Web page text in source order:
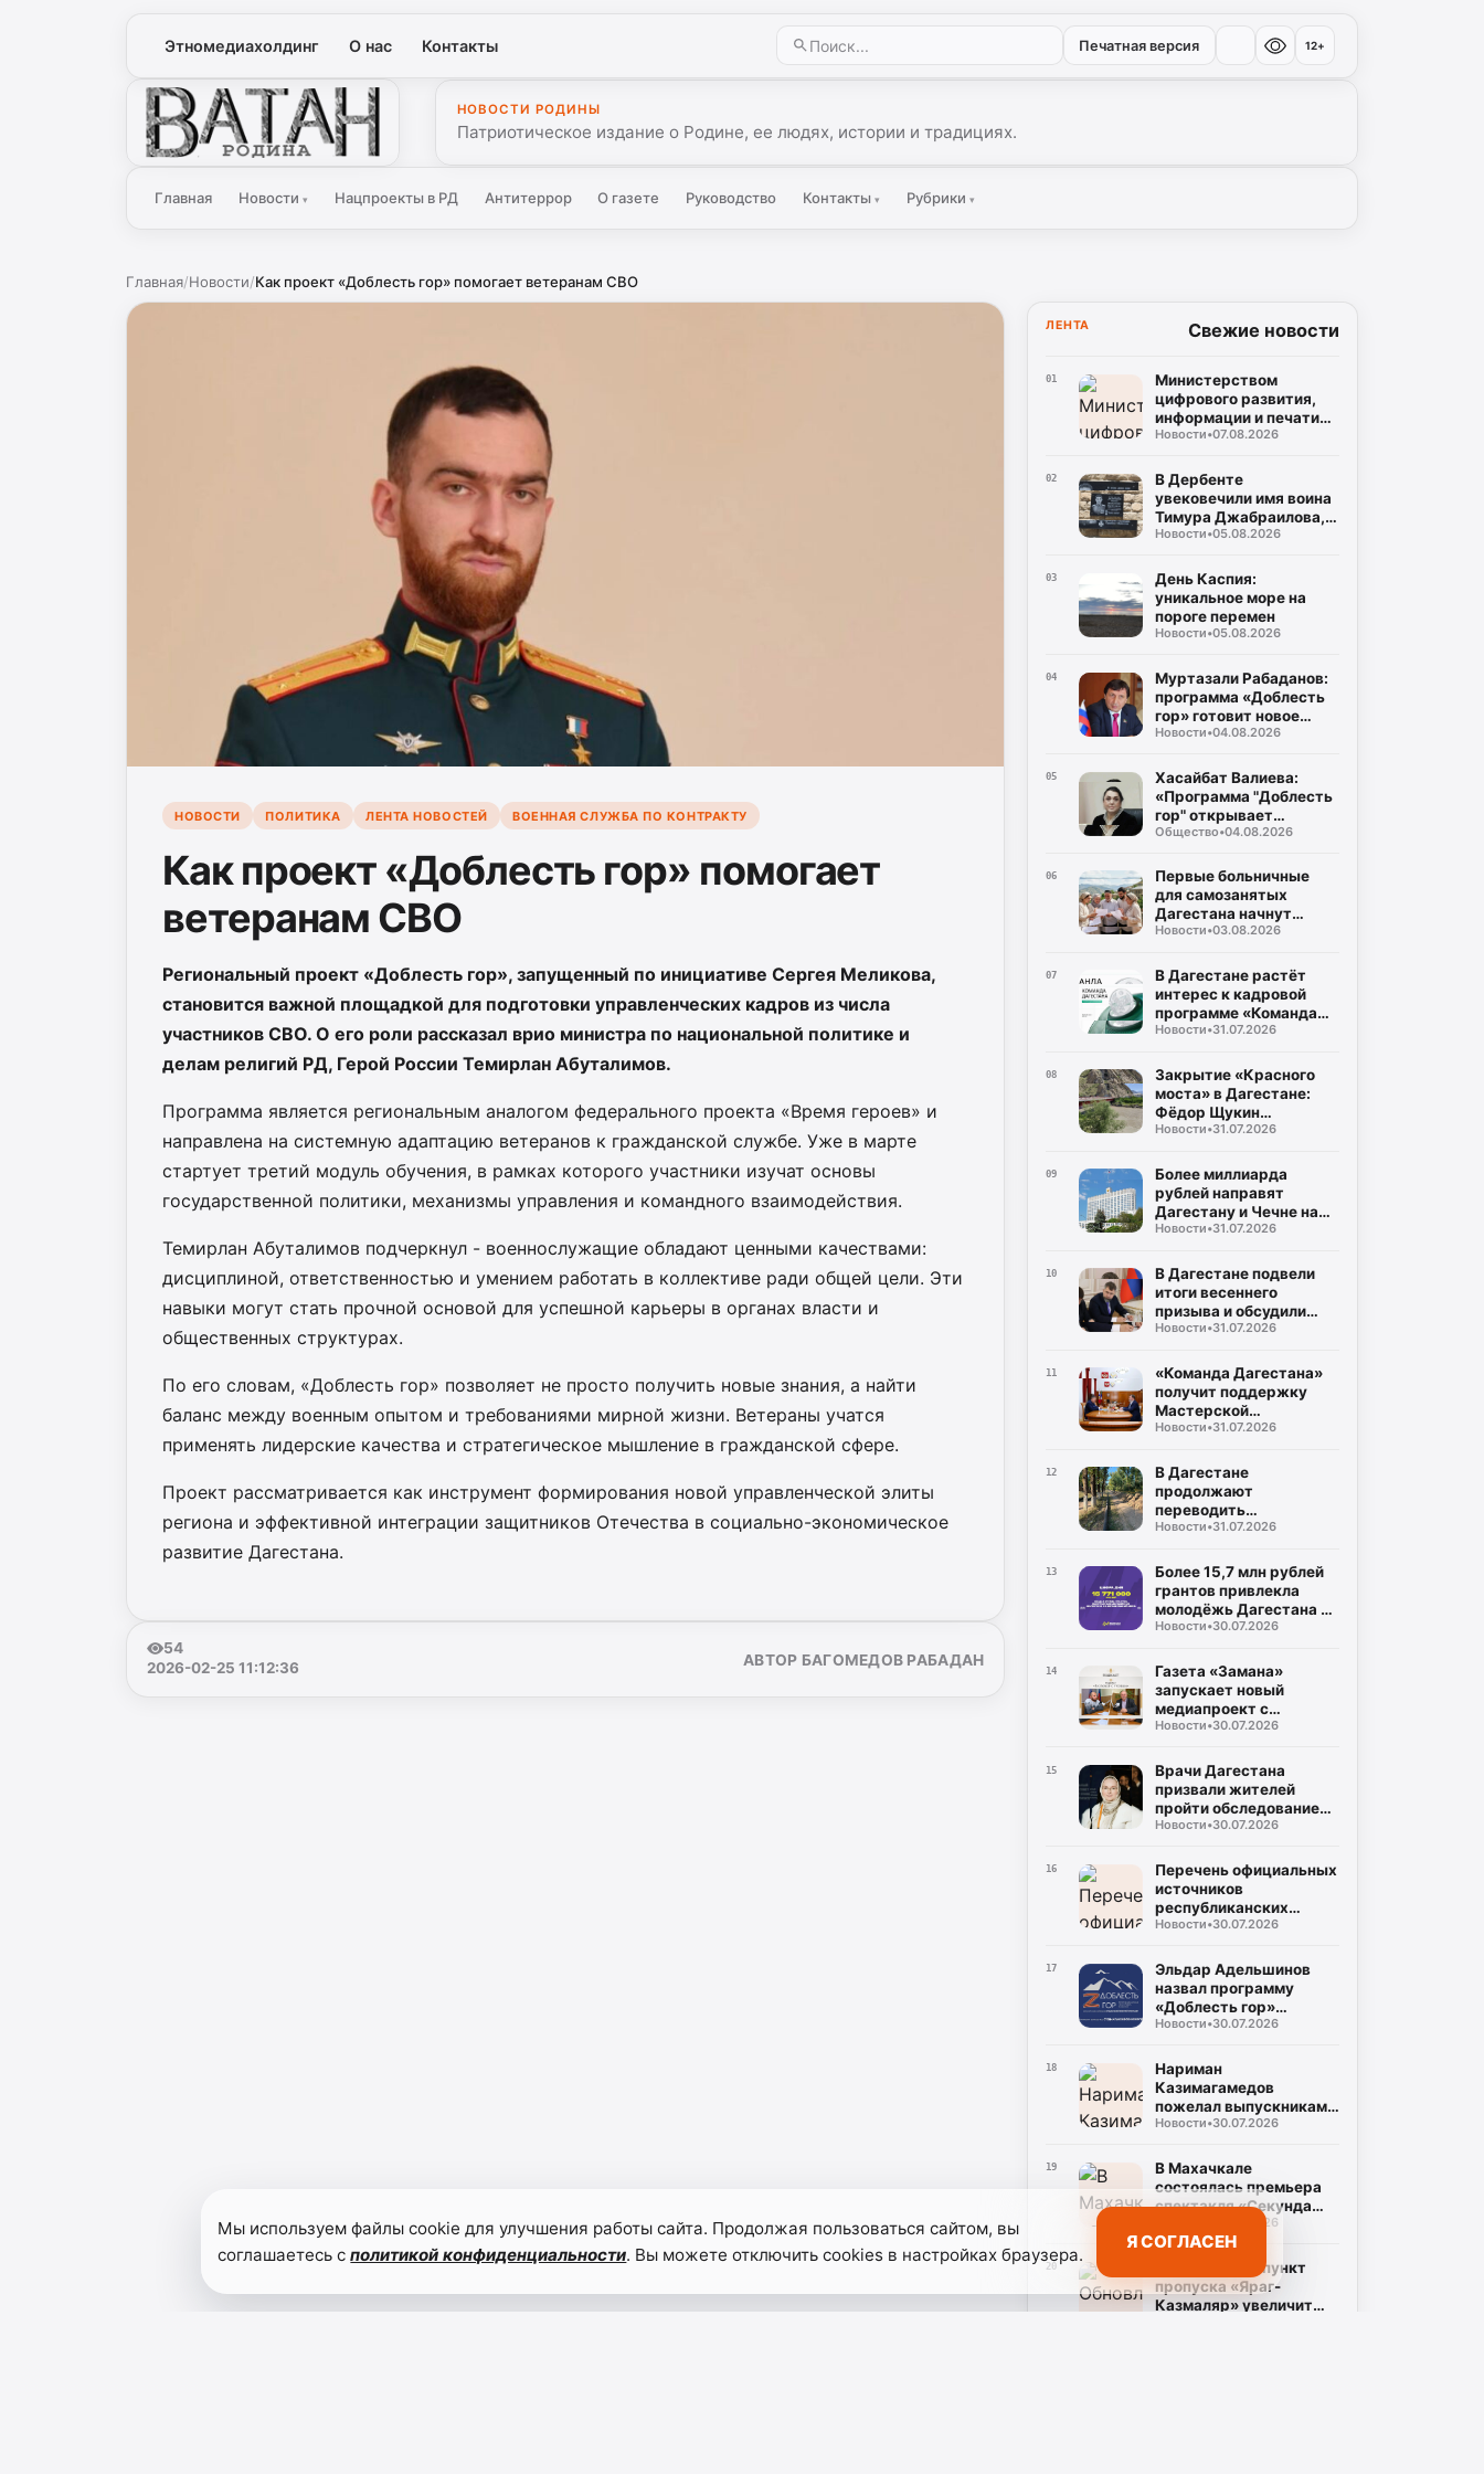
Этномедиахолдинг О нас Контакты Печатная версия 12+
Ватан
НОВОСТИ РОДИНЫ
Патриотическое издание о Родине, ее людях, истории и традициях.
Главная Новости▾ Нацпроекты в РД Антитеррор О газете Руководство Контакты ▾ Рубрики ▾
Главная/Новости/Как проект «Доблесть гор» помогает ветеранам СВО
НОВОСТИ ПОЛИТИКА ЛЕНТА НОВОСТЕЙ ВОЕННАЯ СЛУЖБА ПО КОНТРАКТУ
Как проект «Доблесть гор» помогает
ветеранам СВО
Региональный проект «Доблесть гор», запущенный по инициативе Сергея Меликова,
становится важной площадкой для подготовки управленческих кадров из числа
участников СВО. О его роли рассказал врио министра по национальной политике и
делам религий РД, Герой России Темирлан Абуталимов.
Программа является региональным аналогом федерального проекта «Время героев» и
направлена на системную адаптацию ветеранов к гражданской службе. Уже в марте
стартует третий модуль обучения, в рамках которого участники изучат основы
государственной политики, механизмы управления и командного взаимодействия.
Темирлан Абуталимов подчеркнул - военнослужащие обладают ценными качествами:
дисциплиной, ответственностью и умением работать в коллективе ради общей цели. Эти
навыки могут стать прочной основой для успешной карьеры в органах власти и
общественных структурах.
По его словам, «Доблесть гор» позволяет не просто получить новые знания, а найти
баланс между военным опытом и требованиями мирной жизни. Ветераны учатся
применять лидерские качества и стратегическое мышление в гражданской сфере.
Проект рассматривается как инструмент формирования новой управленческой элиты
региона и эффективной интеграции защитников Отечества в социально-экономическое
развитие Дагестана.
54
2026-02-25 11:12:36
АВТОР БАГОМЕДОВ РАБАДАН
ЛЕНТА Свежие новости
01
Министерством
цифрового развития,
информации и печати
Республики Дагестан
созданию корпусов
национальных языков
народов Республики
Дагестан
Новости•07.08.2026
02
В Дербенте
увековечили имя воина
Тимура Джабраилова,
отдавшего жизнь за
Новости•05.08.2026
03
День Каспия:
уникальное море на
пороге перемен
Новости•05.08.2026
04
Муртазали Рабаданов:
программа «Доблесть
гор» готовит новое
поколение
Дагестана
Новости•04.08.2026
05
Хасайбат Валиева:
«Программа "Доблесть
гор" открывает
участникам СВО новые
служения Дагестану»
Общество•04.08.2026
06
Первые больничные
для самозанятых
Дагестана начнут
выплачивать уже в
Новости•03.08.2026
07
В Дагестане растёт
интерес к кадровой
программе «Команда
Дагестана»
Новости•31.07.2026
08
Закрытие «Красного
моста» в Дагестане:
Фёдор Щукин
потребовал ускорить
Новости•31.07.2026
09
Более миллиарда
рублей направят
Дагестану и Чечне на
помощь пострадавшим
Новости•31.07.2026
10
В Дагестане подвели
итоги весеннего
призыва и обсудили
набор на контрактную
Новости•31.07.2026
11
«Команда Дагестана»
получит поддержку
Мастерской
управления «Сенеж»
Новости•31.07.2026
12
В Дагестане
продолжают
переводить
газопроводы под землю
безопасности
Новости•31.07.2026
13
Более 15,7 млн рублей
грантов привлекла
молодёжь Дагестана в
2026 году
Новости•30.07.2026
14
Газета «Замана»
запускает новый
медиапроект с
участием известных
Новости•30.07.2026
15
Врачи Дагестана
призвали жителей
пройти обследование
на гепатит С во время
Новости•30.07.2026
16
Перечень официальных
источников
республиканских
средств массовой
Новости•30.07.2026
17
Эльдар Адельшинов
назвал программу
«Доблесть гор»
важным ресурсом для
Новости•30.07.2026
18
Нариман
Казимагамедов
пожелал выпускникам
программы «Доблесть
государственной
службе
Новости•30.07.2026
19
В Махачкале
состоялась премьера
спектакля «Секунда
посвящённого теме
специальной военной
операции
30.07.2026
20
Обновлённый пункт
пропуска «Яраг-
Казмаляр» увеличит
Мы используем файлы cookie для улучшения работы сайта. Продолжая пользоваться сайтом, вы
соглашаетесь сполитикой конфиденциальности. Вы можете отключить cookies в настройках браузера.
Я СОГЛАСЕН